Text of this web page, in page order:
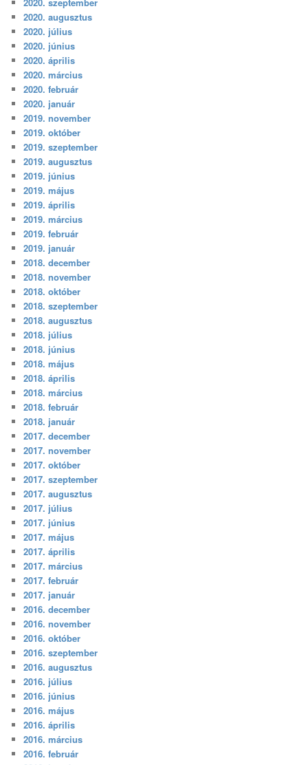
2020. augusztus
2020. július
2020. június
2020. április
2020. március
2020. február
2020. január
2019. november
2019. október
2019. szeptember
2019. augusztus
2019. június
2019. május
2019. április
2019. március
2019. február
2019. január
2018. december
2018. november
2018. október
2018. szeptember
2018. augusztus
2018. július
2018. június
2018. május
2018. április
2018. március
2018. február
2018. január
2017. december
2017. november
2017. október
2017. szeptember
2017. augusztus
2017. július
2017. június
2017. május
2017. április
2017. március
2017. február
2017. január
2016. december
2016. november
2016. október
2016. szeptember
2016. augusztus
2016. július
2016. június
2016. május
2016. április
2016. március
2016. február